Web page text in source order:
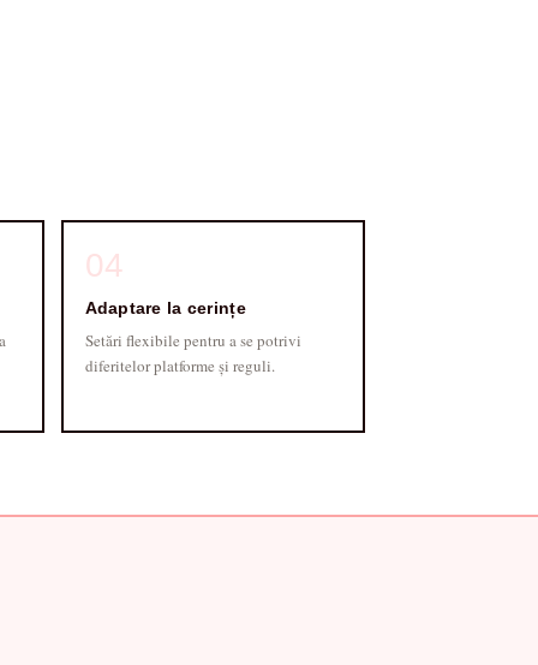
04
Adaptare la cerințe
Setări flexibile pentru a se potrivi
diferitelor platforme și reguli.